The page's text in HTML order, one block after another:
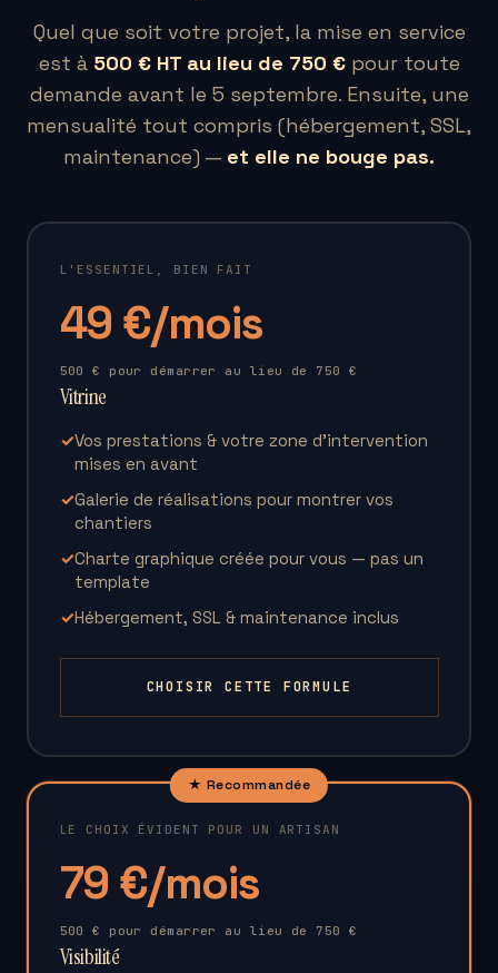
Quel que soit votre projet, la mise en service
est à 500 € HT au lieu de 750 €pour toute
demande avant le 5 septembre. Ensuite, une
mensualité tout compris (hébergement, SSL,
maintenance) — et elle ne bouge pas.
L'ESSENTIEL, BIEN FAIT
49 €/mois
500 € pour démarrer au lieu de 750 €
Vitrine
✓Vos prestations & votre zone d’intervention
mises en avant
✓Galerie de réalisations pour montrer vos
chantiers
✓Charte graphique créée pour vous — pas un
template
✓Hébergement, SSL & maintenance inclus
CHOISIR CETTE FORMULE
★ Recommandée
LE CHOIX ÉVIDENT POUR UN ARTISAN
79 €/mois
500 € pour démarrer au lieu de 750 €
Visibilité